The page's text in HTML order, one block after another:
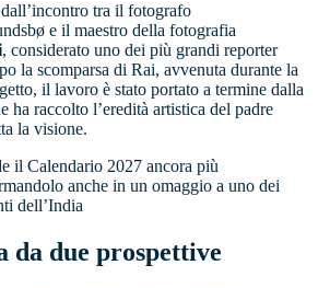
tra il fotografo
e il maestro della fotografia
, considerato uno dei più grandi reporter
la scomparsa di Rai, avvenuta durante la
il lavoro è stato portato a termine dalla
ha raccolto l’eredità artistica del padre
la visione.
il Calendario 2027 ancora più
anche in un omaggio a uno dei
dell’India
da due prospettive